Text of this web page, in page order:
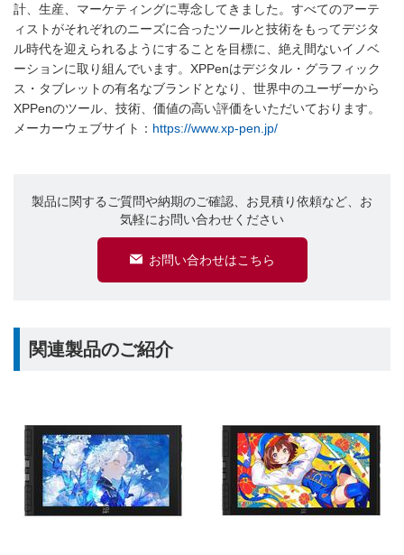
計、生産、マーケティングに専念してきました。すべてのアーテ
ィストがそれぞれのニーズに合ったツールと技術をもってデジタ
ル時代を迎えられるようにすることを目標に、絶え間ないイノベ
ーションに取り組んでいます。XPPenはデジタル・グラフィック
ス・タブレットの有名なブランドとなり、世界中のユーザーから
XPPenのツール、技術、価値の高い評価をいただいております。
メーカーウェブサイト： https://www.xp-pen.jp/
製品に関するご質問や納期のご確認、お見積り依頼など、お
気軽にお問い合わせください
お問い合わせはこちら
関連製品のご紹介